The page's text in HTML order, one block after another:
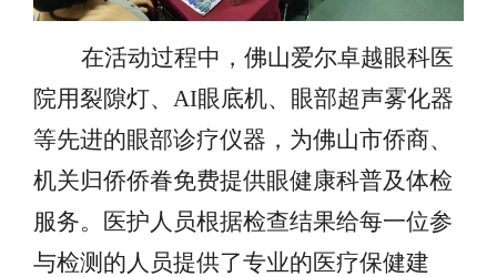
在活动过程中，佛山爱尔卓越眼科医
院用裂隙灯、 AI眼底机、眼部超声雾化器
等先进的眼部诊疗仪器，为佛山市侨商、
机关归侨侨眷免费提供眼健康科普及体检
服务。医护人员根据检查结果给每一位参
与检测的人员提供了专业的医疗保健建